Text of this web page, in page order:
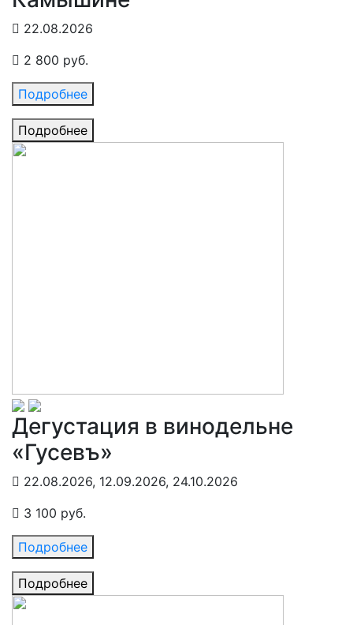
22.08.2026
2 800 руб.
Подробнее
Подробнее
Дегустация в винодельне
«Гусевъ»
22.08.2026, 12.09.2026, 24.10.2026
3 100 руб.
Подробнее
Подробнее